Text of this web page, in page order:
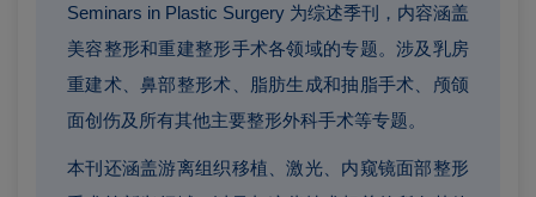
Seminars in Plastic Surgery 为综述季刊，内容涵盖
美容整形和重建整形手术各领域的专题。涉及乳房
重建术、鼻部整形术、脂肪生成和抽脂手术、颅颌
面创伤及所有其他主要整形外科手术等专题。
本刊还涵盖游离组织移植、激光、内窥镜面部整形